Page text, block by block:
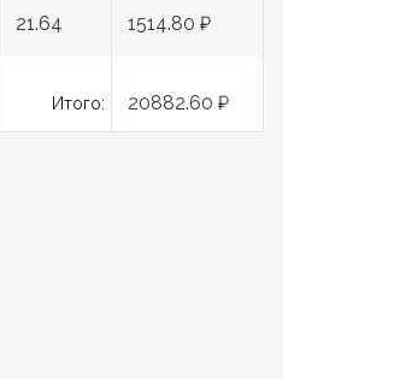
21.64 1514.80 ₽
Итого: 20882.60 ₽